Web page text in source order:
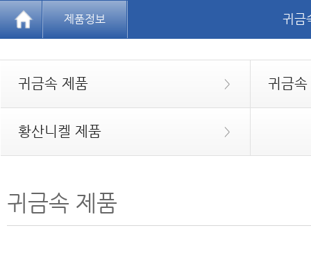
제품정보 귀금
>
귀금속 제품 귀금
>
황산니켈 제품
귀금속 제품